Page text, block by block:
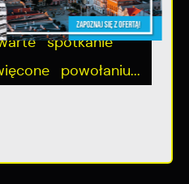
serdecznie
spotkanie
powołaniu...